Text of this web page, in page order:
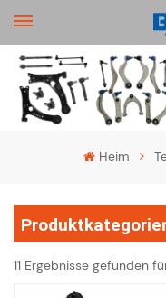
Heim
11 Ergebnisse gefunden